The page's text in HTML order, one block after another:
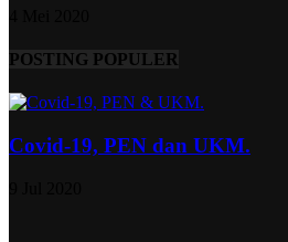
POSTING POPULER
Covid-19, PEN dan UKM.